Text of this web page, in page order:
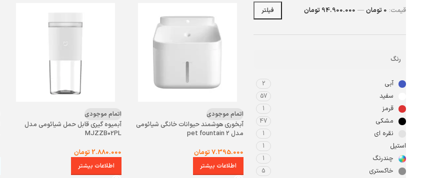
فیلتر قیمت: 0 تومان — 94.900.000 تومان
رنگ
آبی 2
سفید 57
قرمز 1
مشکی 47
نقره ای 1
استیل 1
چندرنگ 1
خاکستری 5
اتمام موجودی
آبخوری هوشمند حیوانات خانگی شیائومی
مدل pet fountain 2
7.395.000تومان
اطلاعات بیشتر
اتمام موجودی
آبمیوه گیری قابل حمل شیائومی مدل
MJZZB02PL
2.880.000 تومان
اطلاعات بیشتر